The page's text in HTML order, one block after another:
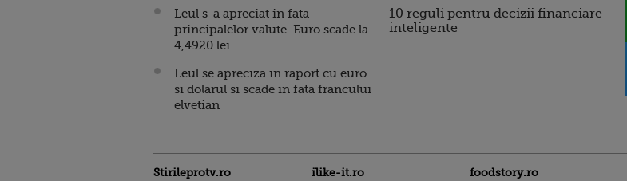
Leul s-a apreciat in fata
principalelor valute. Euro scade la
4,4920 lei
Leul se apreciza in raport cu euro
si dolarul si scade in fata francului
elvetian
10 reguli pentru decizii financiare
inteligente
Stirileprotv.ro ilike-it.ro foodstory.ro